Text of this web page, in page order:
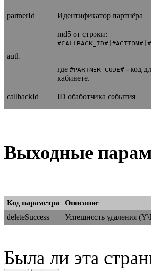
partnerId Идентификатор партнёра
auth
md5 от строки:
где #PARTNER_CODE# - код
кабинете.
callbackId ID обаботчика события
Выходные
Код параметра Описание
deleteSuccess
Успешность удаления
Была ли эта